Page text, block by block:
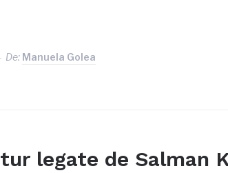
De: Manuela Golea
legate de Salman